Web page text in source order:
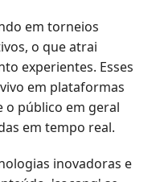
em torneios
o que atrai
experientes. Esses
em plataformas
público em geral
em tempo real.
inovadoras e